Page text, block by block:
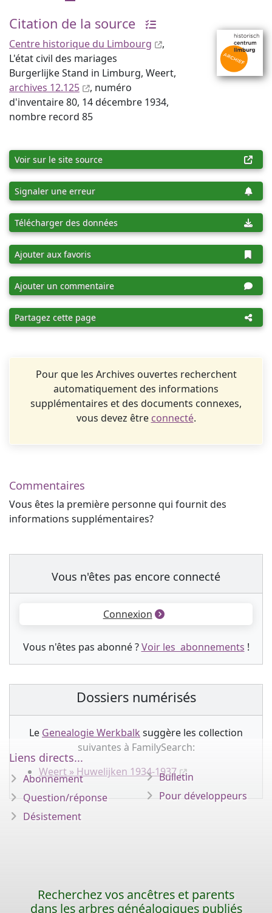
Citation de la source
Centre historique du Limbourg
,
L'état civil des mariages
Burgerlijke Stand in Limburg, Weert,
archives 12.125
, numéro
d'inventaire 80, 14 décembre 1934,
nombre record 85
Voir sur le site source
Signaler une erreur
Télécharger des données
Ajouter aux favoris
Ajouter un commentaire
Partagez cette page
Pour que les Archives ouvertes recherchent
automatiquement des informations
supplémentaires et des documents connexes,
vous devez être connecté.
Commentaires
Vous êtes la première personne qui fournit des
informations supplémentaires?
Vous n'êtes pas encore connecté
Connexion
Vous n'êtes pas abonné ?Voir les abonnements !
Dossiers numérisés
Le Genealogie Werkbalk suggère les collection
suivantes à FamilySearch:
Weert » Huwelijken 1934-1937
Liens directs...
Abonnement
Question/réponse
Désistement
Bulletin
Pour développeurs
Recherchez vos ancêtres et parents
dans les arbres généalogiques publiés